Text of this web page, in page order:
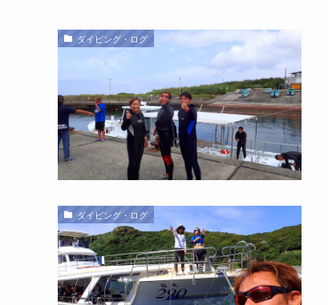
ダイビング・ログ
ダイビング・ログ